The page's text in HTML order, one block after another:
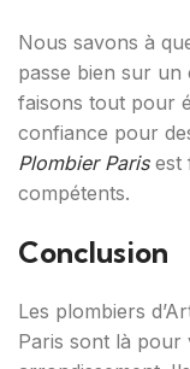
Nous savons à
passe bien sur un
faisons tout pour
confiance pour
Plombier Parisest
compétents.
Conclusion
Les plombiers
Paris sont là pour